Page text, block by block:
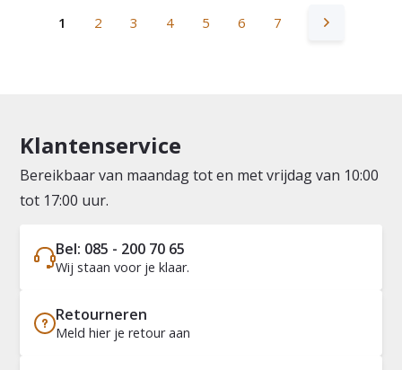
1 2 3 4 5 6 7
Klantenservice
Bereikbaar van maandag tot en met vrijdag van 10:00
tot 17:00 uur.
Bel: 085 - 200 70 65
Wij staan voor je klaar.
Retourneren
Meld hier je retour aan